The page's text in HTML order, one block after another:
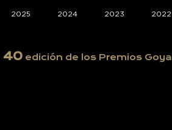
2025 2024 2023 2022
40 edición de los Premios Goya